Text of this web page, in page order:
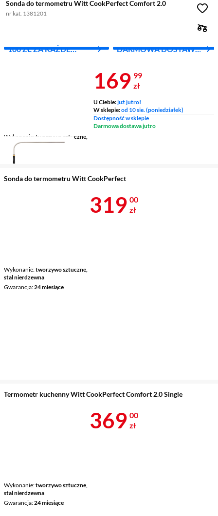
Sonda do termometru Witt CookPerfect Comfort 2.0
nr kat. 1381201
100 ZŁ ZA KAŻDE
DARMOWA DOSTAWA
Wykonanie tworzywo sztuczne,
stal nierdzewna
Gwarancja
Cena 169,99
169 99
zł
U Ciebie:już jutro!
W sklepie:od 10 sie. (poniedziałek)
Dostępność w sklepie
Darmowa dostawa jutro
Sonda do termometru Witt CookPerfect
Wykonanie tworzywo sztuczne,
stal nierdzewna
Gwarancja 24 miesiące
Cena 319 zł
319 00
zł
Termometr kuchenny Witt CookPerfect Comfort 2.0 Single
Wykonanie tworzywo sztuczne,
stal nierdzewna
Gwarancja 24 miesiące
Cena 369 zł
369 00
zł